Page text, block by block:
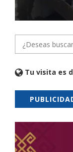
Tu visita es